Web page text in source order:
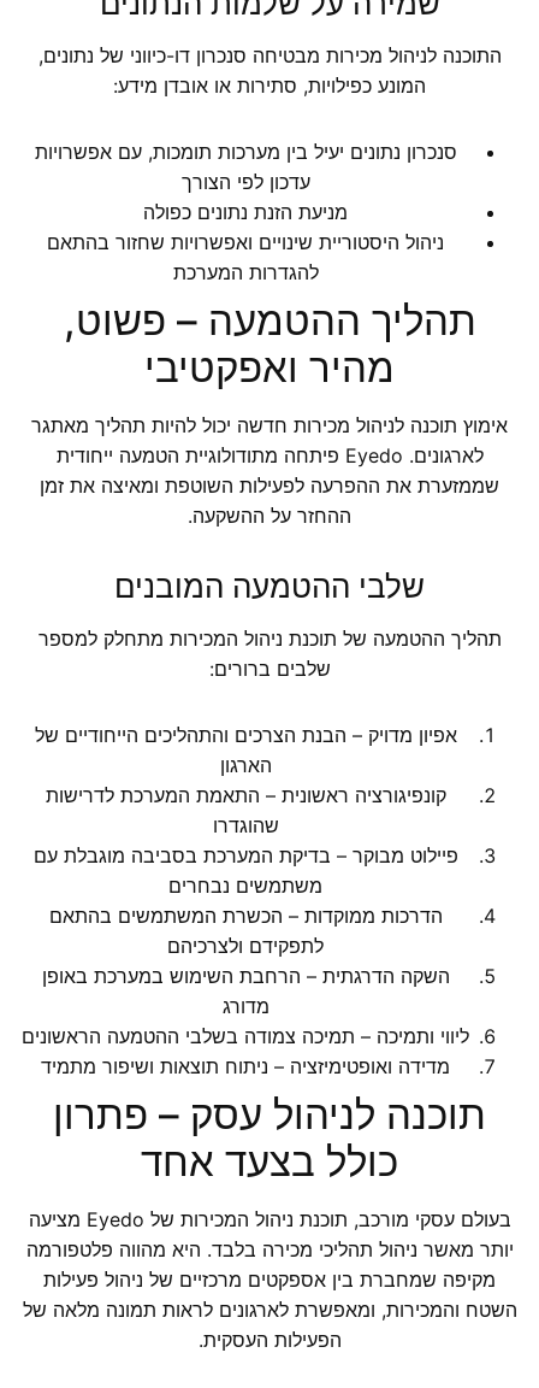
התוכנה לניהול מכירות מבטיחה סנכרון דו-כיווני של נתונים,
המונע כפילויות, סתירות או אובדן מידע:
סנכרון נתונים יעיל בין מערכות תומכות, עם אפשרויות
עדכון לפי הצורך
מניעת הזנת נתונים כפולה
ניהול היסטוריית שינויים ואפשרויות שחזור בהתאם
להגדרות המערכת
תהליך ההטמעה – פשוט,
מהיר ואפקטיבי
אימוץ תוכנה לניהול מכירות חדשה יכול להיות תהליך מאתגר
לארגונים. Eyedo פיתחה מתודולוגיית הטמעה ייחודית
שממזערת את ההפרעה לפעילות השוטפת ומאיצה את זמן
ההחזר על ההשקעה.
שלבי ההטמעה המובנים
תהליך ההטמעה של תוכנת ניהול המכירות מתחלק למספר
שלבים ברורים:
אפיון מדויק – הבנת הצרכים והתהליכים הייחודיים של
הארגון
קונפיגורציה ראשונית – התאמת המערכת לדרישות
שהוגדרו
פיילוט מבוקר – בדיקת המערכת בסביבה מוגבלת עם
משתמשים נבחרים
הדרכות ממוקדות – הכשרת המשתמשים בהתאם
לתפקידם ולצרכיהם
השקה הדרגתית – הרחבת השימוש במערכת באופן
מדורג
ליווי ותמיכה – תמיכה צמודה בשלבי ההטמעה הראשונים
מדידה ואופטימיזציה – ניתוח תוצאות ושיפור מתמיד
תוכנה לניהול עסק – פתרון
כולל בצעד אחד
בעולם עסקי מורכב, תוכנת ניהול המכירות של Eyedo מציעה
יותר מאשר ניהול תהליכי מכירה בלבד. היא מהווה פלטפורמה
מקיפה שמחברת בין אספקטים מרכזיים של ניהול פעילות
השטח והמכירות, ומאפשרת לארגונים לראות תמונה מלאה של
הפעילות העסקית.